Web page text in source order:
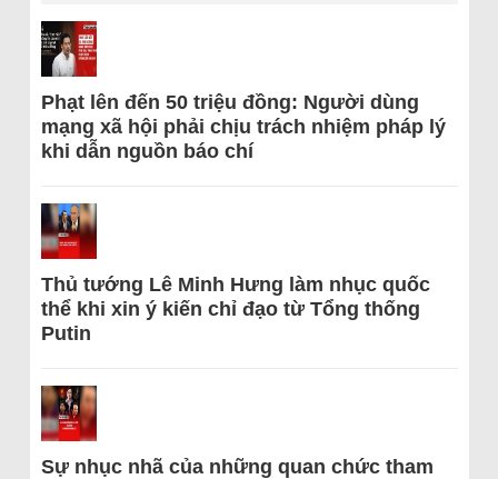
Phạt lên đến 50 triệu đồng: Người dùng
mạng xã hội phải chịu trách nhiệm pháp lý
khi dẫn nguồn báo chí
Thủ tướng Lê Minh Hưng làm nhục quốc
thể khi xin ý kiến chỉ đạo từ Tổng thống
Putin
Sự nhục nhã của những quan chức tham